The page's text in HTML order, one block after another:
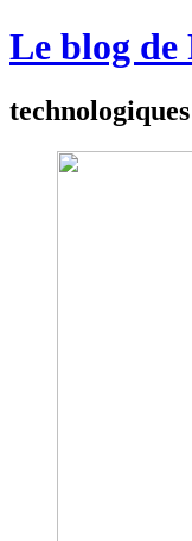
Le blog
technologiques